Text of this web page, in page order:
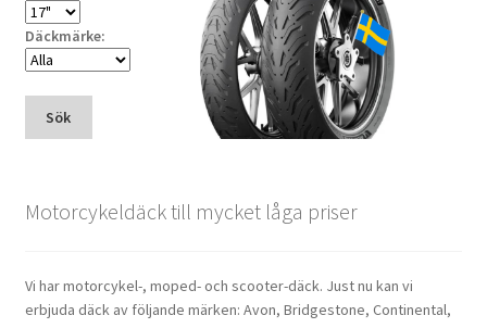
Däckmärke:
Sök
Motorcykeldäck till mycket låga priser
Vi har motorcykel-, moped- och scooter-däck. Just nu kan vi
erbjuda däck av följande märken: Avon, Bridgestone, Continental,